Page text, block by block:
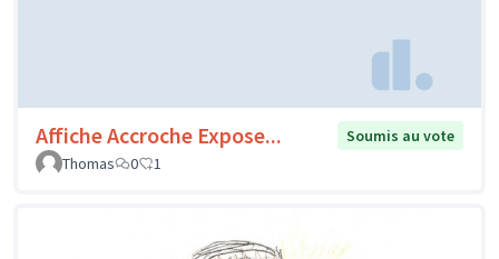
Affiche Accroche Expose...
Soumis au vote
Thomas
0 1